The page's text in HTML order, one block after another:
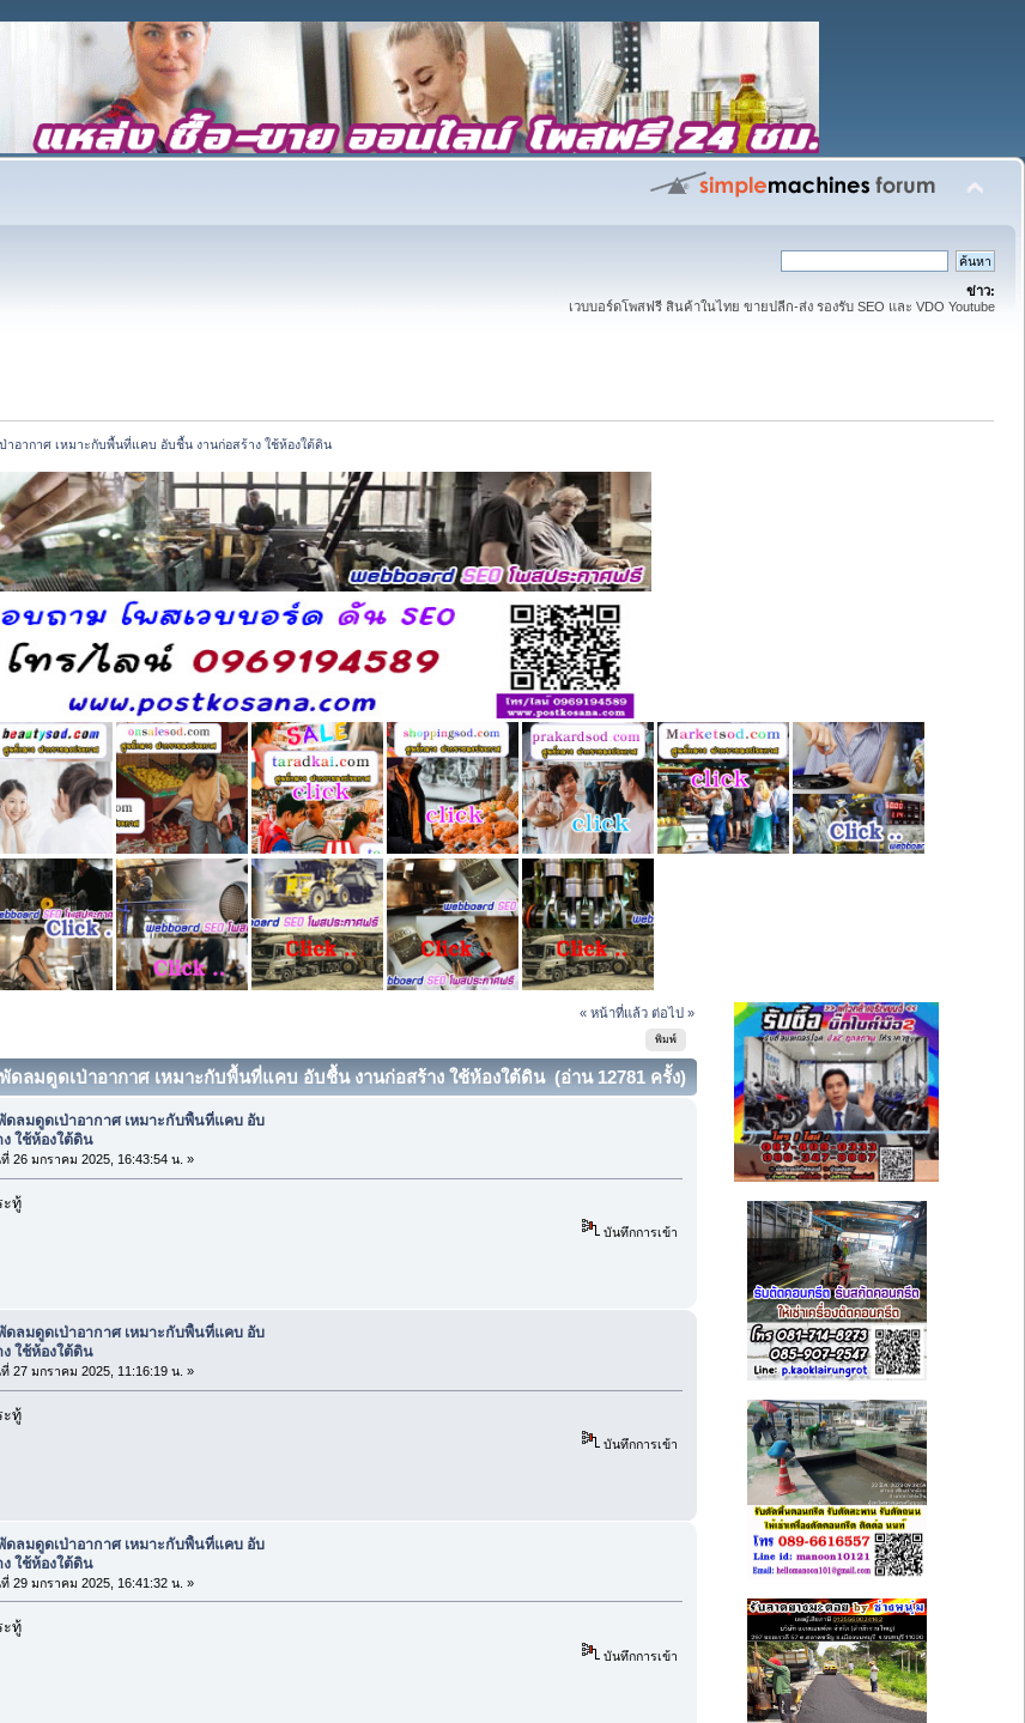
ข่าว:
เวบบอร์ดโพสฟรี สินค้าในไทย ขายปลีก-ส่ง รองรับ SEO และ VDO Youtube
อากาศ เหมาะกับพื้นที่แคบ อับชื้น งานก่อสร้าง ใช้ห้องใต้ดิน
« หน้าที่แล้ว ต่อไป »
พิมพ์
ลมดูดเป่าอากาศ เหมาะกับพื้นที่แคบ อับชื้น งานก่อสร้าง ใช้ห้องใต้ดิน (อ่าน 12781 ครั้ง)
ดลมดูดเป่าอากาศ เหมาะกับพื้นที่แคบ อับ
ใช้ห้องใต้ดิน
26 มกราคม 2025, 16:43:54 น. »
ะทู้
บันทึกการเข้า
ดลมดูดเป่าอากาศ เหมาะกับพื้นที่แคบ อับ
ใช้ห้องใต้ดิน
27 มกราคม 2025, 11:16:19 น. »
ะทู้
บันทึกการเข้า
ดลมดูดเป่าอากาศ เหมาะกับพื้นที่แคบ อับ
ใช้ห้องใต้ดิน
29 มกราคม 2025, 16:41:32 น. »
ะทู้
บันทึกการเข้า